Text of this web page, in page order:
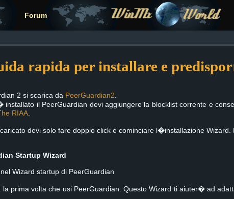
Forum
rapida per installare e
2 si scarica da PeerGuardian2
installato il PeerGuardian devi aggiungere la blocklist corrente e
RIAA
devi solo fare doppio click e cominciare l�installazione
Startup Wizard
Wizard startup di PeerGuardian
la prima volta che usi PeerGuardian. Questo Wizard ti aiuter� ad